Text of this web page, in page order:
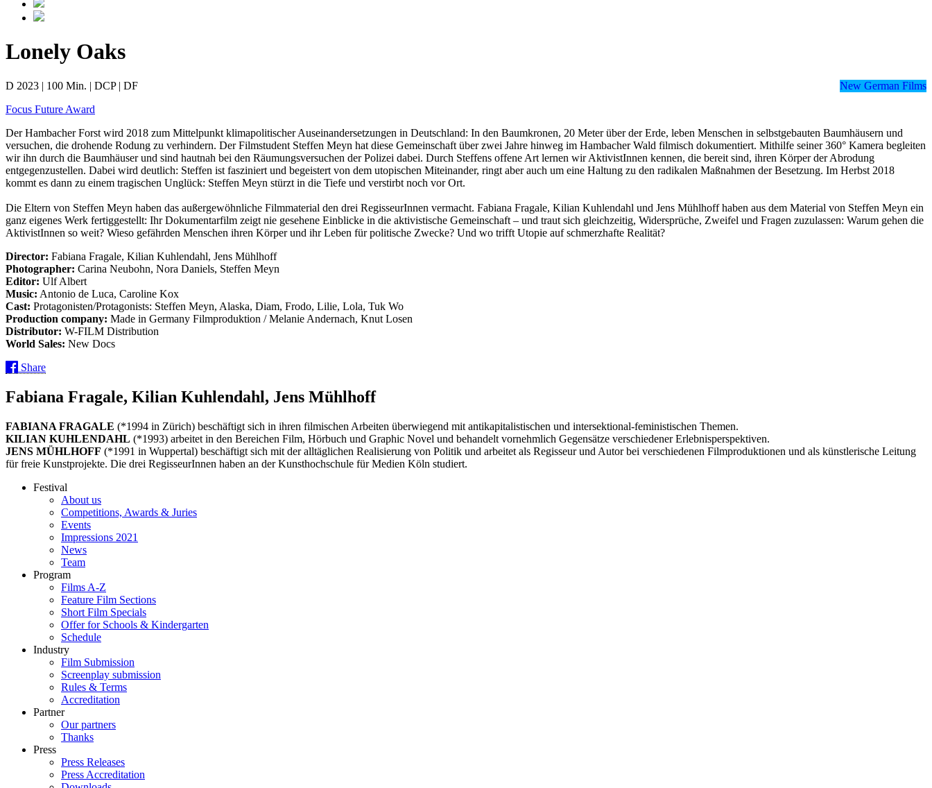
Lonely Oaks
D 2023 | 100 Min. | DCP | DF
New German Films
Focus Future Award
Der Hambacher Forst wird 2018 zum Mittelpunkt klimapolitischer Auseinandersetzungen in Deutschland: In den Baumkronen, 20 Meter über der Erde, leben Menschen in selbstgebauten Baumhäusern und
versuchen, die drohende Rodung zu verhindern. Der Filmstudent Steffen Meyn hat diese Gemeinschaft über zwei Jahre hinweg im Hambacher Wald filmisch dokumentiert. Mithilfe seiner 360° Kamera begleiten
wir ihn durch die Baumhäuser und sind hautnah bei den Räumungsversuchen der Polizei dabei. Durch Steffens offene Art lernen wir AktivistInnen kennen, die bereit sind, ihren Körper der Abrodung
entgegenzustellen. Dabei wird deutlich: Steffen ist fasziniert und begeistert von dem utopischen Miteinander, ringt aber auch um eine Haltung zu den radikalen Maßnahmen der Besetzung. Im Herbst 2018
kommt es dann zu einem tragischen Unglück: Steffen Meyn stürzt in die Tiefe und verstirbt noch vor Ort.
Die Eltern von Steffen Meyn haben das außergewöhnliche Filmmaterial den drei RegisseurInnen vermacht. Fabiana Fragale, Kilian Kuhlendahl und Jens Mühlhoff haben aus dem Material von Steffen Meyn ein
ganz eigenes Werk fertiggestellt: Ihr Dokumentarfilm zeigt nie gesehene Einblicke in die aktivistische Gemeinschaft – und traut sich gleichzeitig, Widersprüche, Zweifel und Fragen zuzulassen: Warum gehen die
AktivistInnen so weit? Wieso gefährden Menschen ihren Körper und ihr Leben für politische Zwecke? Und wo trifft Utopie auf schmerzhafte Realität?
Director: Fabiana Fragale, Kilian Kuhlendahl, Jens Mühlhoff
Photographer: Carina Neubohn, Nora Daniels, Steffen Meyn
Editor: Ulf Albert
Music: Antonio de Luca, Caroline Kox
Cast: Protagonisten/Protagonists: Steffen Meyn, Alaska, Diam, Frodo, Lilie, Lola, Tuk Wo
Production company: Made in Germany Filmproduktion / Melanie Andernach, Knut Losen
Distributor: W-FILM Distribution
World Sales: New Docs
Share
Fabiana Fragale, Kilian Kuhlendahl, Jens Mühlhoff
FABIANA FRAGALE (*1994 in Zürich) beschäftigt sich in ihren filmischen Arbeiten überwiegend mit antikapitalistischen und intersektional-feministischen Themen.
KILIAN KUHLENDAHL (*1993) arbeitet in den Bereichen Film, Hörbuch und Graphic Novel und behandelt vornehmlich Gegensätze verschiedener Erlebnisperspektiven.
JENS MÜHLHOFF (*1991 in Wuppertal) beschäftigt sich mit der alltäglichen Realisierung von Politik und arbeitet als Regisseur und Autor bei verschiedenen Filmproduktionen und als künstlerische Leitung
für freie Kunstprojekte. Die drei RegisseurInnen haben an der Kunsthochschule für Medien Köln studiert.
Festival
About us
Competitions, Awards & Juries
Events
Impressions 2021
News
Team
Program
Films A-Z
Feature Film Sections
Short Film Specials
Offer for Schools & Kindergarten
Schedule
Industry
Film Submission
Screenplay submission
Rules & Terms
Accreditation
Partner
Our partners
Thanks
Press
Press Releases
Press Accreditation